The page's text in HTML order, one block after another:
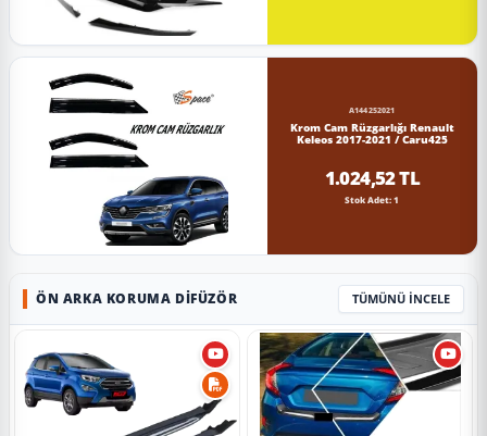
A144252021
Krom Cam Rüzgarlığı Renault
Keleos 2017-2021 / Caru425
1.024,52 TL
Stok Adet: 1
ÖN ARKA KORUMA DIFÜZÖR TÜMÜNÜ İNCELE